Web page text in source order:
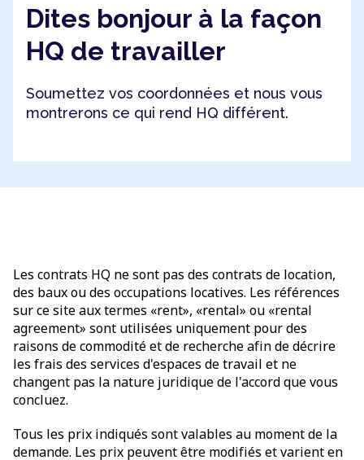
Dites bonjour à la façon
HQ de travailler
Soumettez vos coordonnées et nous vous
montrerons ce qui rend HQ différent.
Les contrats HQ ne sont pas des contrats de location,
des baux ou des occupations locatives. Les références
sur ce site aux termes «rent», «rental» ou «rental
agreement» sont utilisées uniquement pour des
raisons de commodité et de recherche afin de décrire
les frais des services d'espaces de travail et ne
changent pas la nature juridique de l'accord que vous
concluez.
Tous les prix indiqués sont valables au moment de la
demande. Les prix peuvent être modifiés et varient en